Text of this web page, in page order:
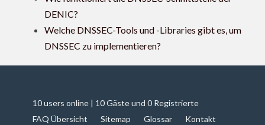
DENIC?
Welche DNSSEC-Tools und -Libraries gibt es, um
DNSSEC zu implementieren?
10 users online | 10 Gäste und 0 Registrierte
FAQ Übersicht
Sitemap Glossar Kontakt